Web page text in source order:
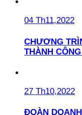
04 Th11,2022
CHƯƠNG
THÀNH
27 Th10,2022
ĐOÀN